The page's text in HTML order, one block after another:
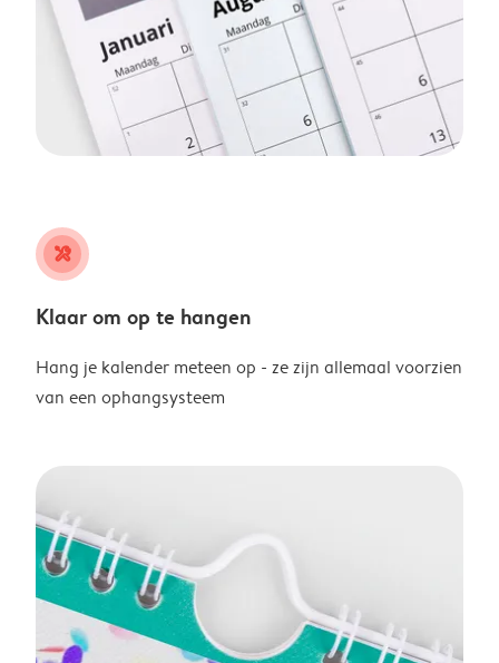
tools
Klaar om op te hangen
Hang je kalender meteen op - ze zijn allemaal voorzien
van een ophangsysteem